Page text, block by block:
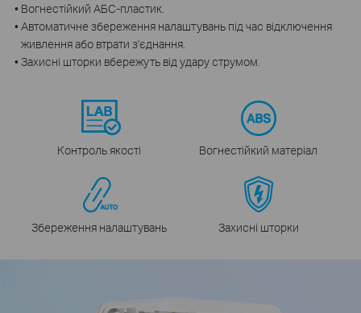
Вогнестійкий АБС-пластик.
Автоматичне збереження налаштувань під час відключення
живлення або втрати з'єднання.
Захисні шторки вбережуть від удару струмом.
Контроль якості Вогнестійкий матеріал
Збереження налаштувань Захисні шторки